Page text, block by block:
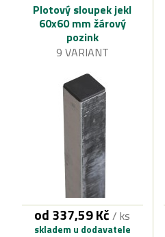
Plotový sloupek jekl
60x60 mm žárový
pozink
9 VARIANT
od 337,59 Kč / ks
skladem u dodavatele